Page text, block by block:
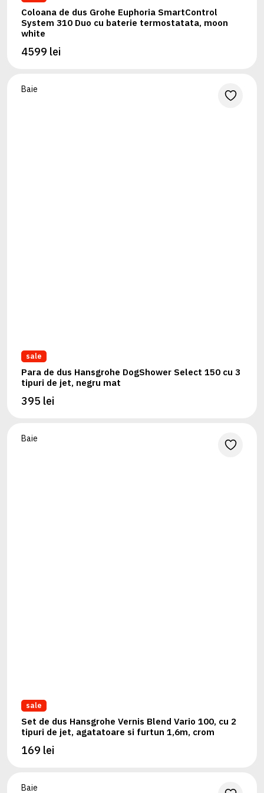
Coloana de dus Grohe Euphoria SmartControl
System 310 Duo cu baterie termostatata, moon
white
4599 lei
Baie
sale
Para de dus Hansgrohe DogShower Select 150 cu 3
tipuri de jet, negru mat
395 lei
Baie
sale
Set de dus Hansgrohe Vernis Blend Vario 100, cu 2
tipuri de jet, agatatoare si furtun 1,6m, crom
169 lei
Baie